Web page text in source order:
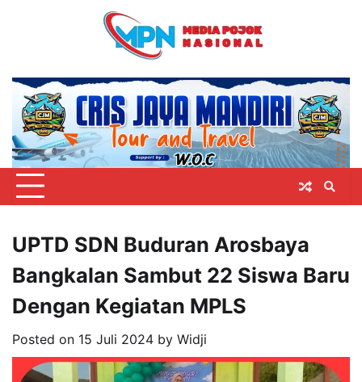
UPTD SDN Buduran Arosbaya
Bangkalan Sambut 22 Siswa Baru
Dengan Kegiatan MPLS
Posted on 15 Juli 2024 by Widji